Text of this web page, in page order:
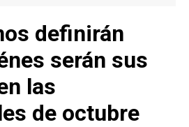
definirán
serán sus
las
de octubre